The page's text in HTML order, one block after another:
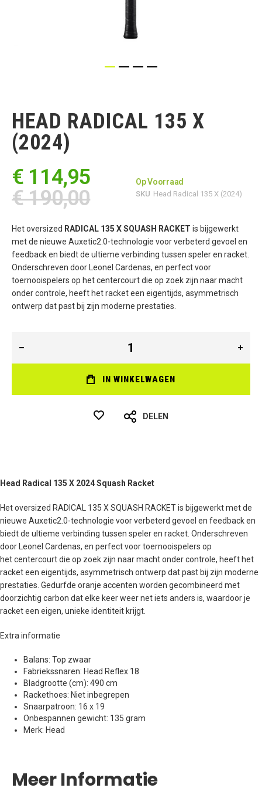
begin
van
de
afbeeldingen-
HEAD RADICAL 135 X
(2024)
€ 114,95
€ 190,00
Op Voorraad
SKU Head Radical 135 X (2024)
Het oversized RADICAL 135 X SQUASH RACKET is bijgewerkt
met de nieuwe Auxetic2.0-technologie voor verbeterd gevoel en
feedback en biedt de ultieme verbinding tussen speler en racket.
Onderschreven door Leonel Cardenas, en perfect voor
toernooispelers op het centercourt die op zoek zijn naar macht
onder controle, heeft het racket een eigentijds, asymmetrisch
ontwerp dat past bij zijn moderne prestaties.
IN WINKELWAGEN
DELEN
Head Radical 135 X 2024 Squash Racket
Het oversized RADICAL 135 X SQUASH RACKET is bijgewerkt met de
nieuwe Auxetic2.0-technologie voor verbeterd gevoel en feedback en
biedt de ultieme verbinding tussen speler en racket. Onderschreven
door Leonel Cardenas, en perfect voor toernooispelers op
het centercourt die op zoek zijn naar macht onder controle, heeft het
racket een eigentijds, asymmetrisch ontwerp dat past bij zijn moderne
prestaties. Gedurfde oranje accenten worden gecombineerd met
doorzichtig carbon dat elke keer weer net iets anders is, waardoor je
racket een eigen, unieke identiteit krijgt.
Extra informatie
Balans: Top zwaar
Fabriekssnaren: Head Reflex 18
Bladgrootte (cm): 490 cm
Rackethoes: Niet inbegrepen
Snaarpatroon: 16 x 19
Onbespannen gewicht: 135 gram
Merk: Head
Meer Informatie